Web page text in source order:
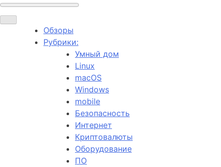
Обзоры
Рубрики:
Умный дом
Linux
macOS
Windows
mobile
Безопасность
Интернет
Криптовалюты
Оборудование
ПО